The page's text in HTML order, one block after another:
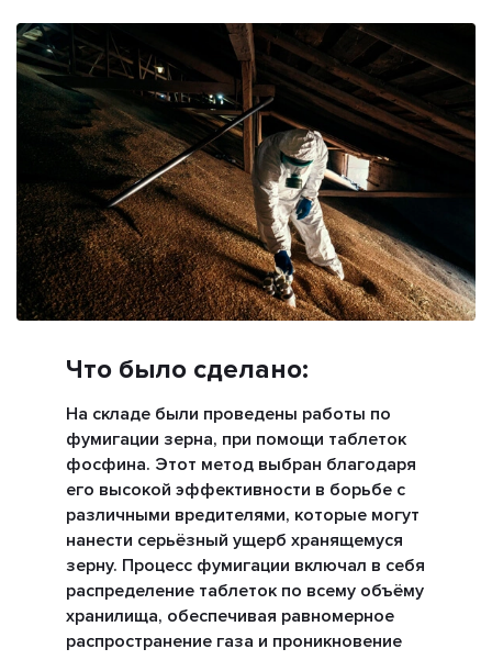
Что было сделано:
На складе были проведены работы по
фумигации зерна, при помощи таблеток
фосфина. Этот метод выбран благодаря
его высокой эффективности в борьбе с
различными вредителями, которые могут
нанести серьёзный ущерб хранящемуся
зерну. Процесс фумигации включал в себя
распределение таблеток по всему объёму
хранилища, обеспечивая равномерное
распространение газа и проникновение